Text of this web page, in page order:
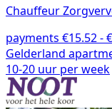
Chauffeur
payments €15.52 -
Gelderland
10-20 uur per week